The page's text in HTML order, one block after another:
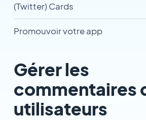
(Twitter) Cards
Promouvoir votre app
Gérer les
commentaires
utilisateurs